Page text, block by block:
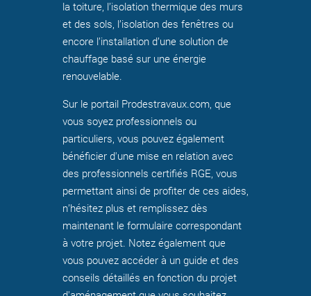
la toiture, l’isolation thermique des murs
et des sols, l’isolation des fenêtres ou
encore l’installation d’une solution de
chauffage basé sur une énergie
renouvelable.
Sur le portail Prodestravaux.com, que
vous soyez professionnels ou
particuliers, vous pouvez également
bénéficier d'une mise en relation avec
des professionnels certifiés RGE, vous
permettant ainsi de profiter de ces aides,
n’hésitez plus et remplissez dès
maintenant le formulaire correspondant
à votre projet. Notez également que
vous pouvez accéder à un guide et des
conseils détaillés en fonction du projet